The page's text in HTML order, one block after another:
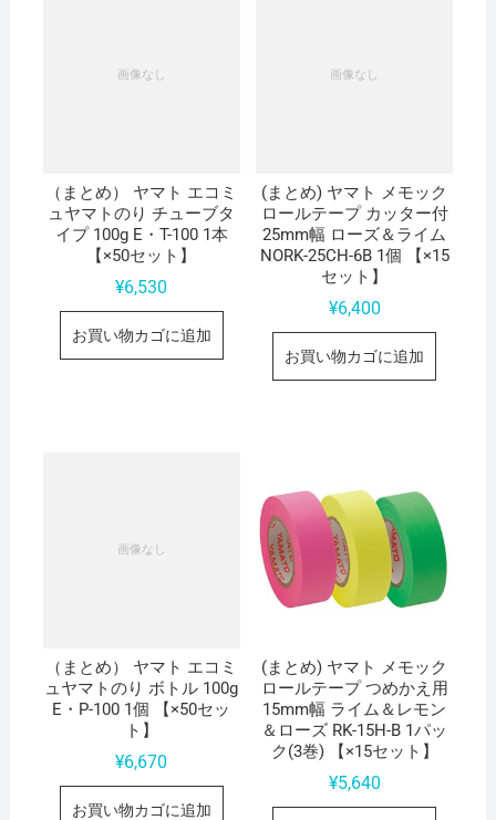
（まとめ） ヤマト エコミ
ュヤマトのり チューブタ
イプ 100g E・T-100 1本
【×50セット】
¥6,530
お買い物カゴに追加
(まとめ) ヤマト メモック
ロールテープ カッター付
25mm幅 ローズ＆ライム
NORK-25CH-6B 1個 【×15
セット】
¥6,400
お買い物カゴに追加
（まとめ） ヤマト エコミ
ュヤマトのり ボトル 100g
E・P-100 1個 【×50セッ
ト】
¥6,670
お買い物カゴに追加
(まとめ) ヤマト メモック
ロールテープ つめかえ用
15mm幅 ライム＆レモン
＆ローズ RK-15H-B 1パッ
ク(3巻) 【×15セット】
¥5,640